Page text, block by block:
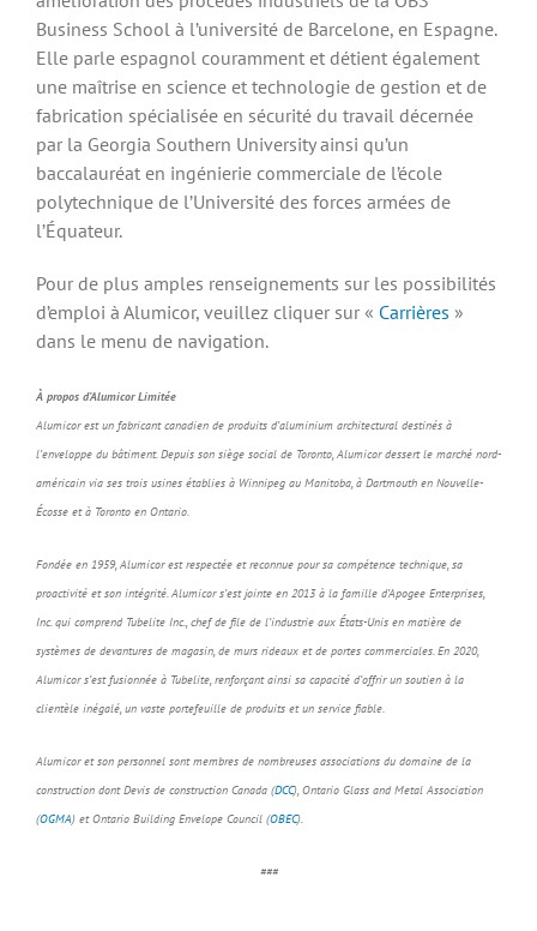
Business School à l’université de Barcelone, en Espagne.
Elle parle espagnol couramment et détient également
une maîtrise en science et technologie de gestion et de
fabrication spécialisée en sécurité du travail décernée
par la Georgia Southern University ainsi qu’un
baccalauréat en ingénierie commerciale de l’école
polytechnique de l’Université des forces armées de
l’Équateur.
Pour de plus amples renseignements sur les possibilités
d’emploi à Alumicor, veuillez cliquer sur « Carrières »
dans le menu de navigation.
À propos d’Alumicor Limitée
Alumicor est un fabricant canadien de produits d’aluminium architectural destinés à
l’enveloppe du bâtiment. Depuis son siège social de Toronto, Alumicor dessert le marché nord-
américain via ses trois usines établies à Winnipeg au Manitoba, à Dartmouth en Nouvelle-
Écosse et à Toronto en Ontario.
Fondée en 1959, Alumicor est respectée et reconnue pour sa compétence technique, sa
proactivité et son intégrité. Alumicor s’est jointe en 2013 à la famille d’Apogee Enterprises,
Inc. qui comprend Tubelite Inc., chef de file de l’industrie aux États-Unis en matière de
systèmes de devantures de magasin, de murs rideaux et de portes commerciales. En 2020,
Alumicor s’est fusionnée à Tubelite, renforçant ainsi sa capacité d’offrir un soutien à la
clientèle inégalé, un vaste portefeuille de produits et un service fiable.
Alumicor et son personnel sont membres de nombreuses associations du domaine de la
construction dont Devis de construction Canada (DCC), Ontario Glass and Metal Association
(OGMA) et Ontario Building Envelope Council (OBEC).
###